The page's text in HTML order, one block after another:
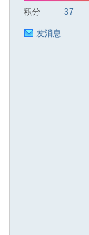
积分 37
发消息